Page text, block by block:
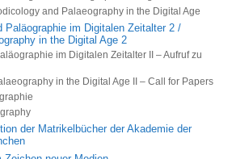
and Palaeography in the Digital Age
Paläographie im Digitalen Zeitalter 2 /
in the Digital Age 2
im Digitalen Zeitalter II – Aufruf zu
in the Digital Age II – Call for Papers
der Matrikelbücher der Akademie der